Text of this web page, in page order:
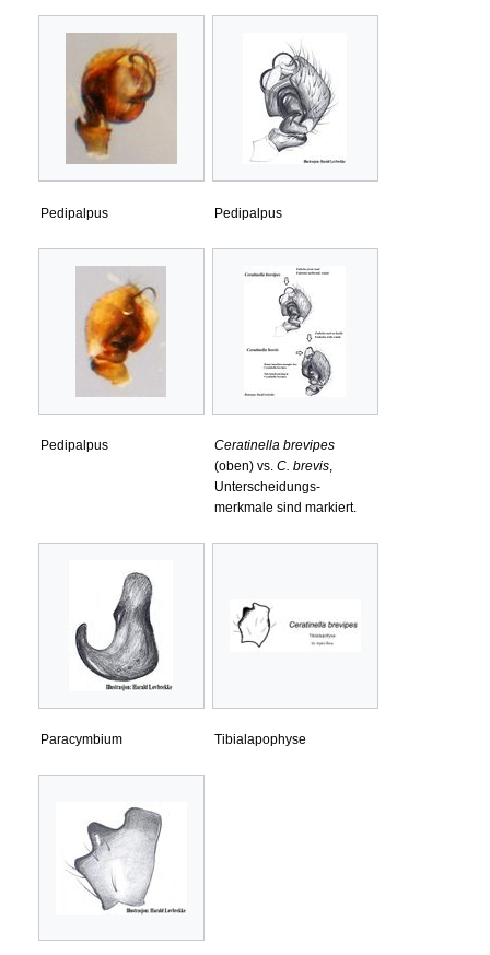
Pedipalpus Pedipalpus
Pedipalpus
Ceratinella brevipes
(oben) vs. C. brevis,
Unterscheidungs-
merkmale sind markiert.
Paracymbium Tibialapophyse